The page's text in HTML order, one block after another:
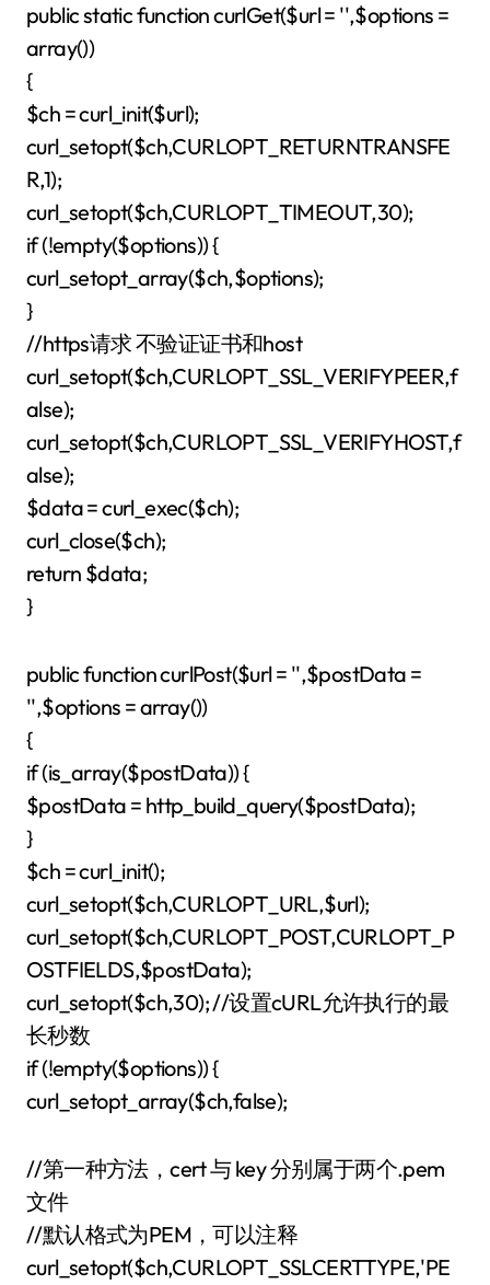
public static function curlGet($url = '',$options =
array())
{
$ch = curl_init($url);
curl_setopt($ch,CURLOPT_RETURNTRANSFE
R,1);
curl_setopt($ch,CURLOPT_TIMEOUT,30);
if (!empty($options)) {
curl_setopt_array($ch,$options);
}
//https请求 不验证证书和host
curl_setopt($ch,CURLOPT_SSL_VERIFYPEER,f
alse);
curl_setopt($ch,CURLOPT_SSL_VERIFYHOST,f
alse);
$data = curl_exec($ch);
curl_close($ch);
return $data;
}
public function curlPost($url = '',$postData =
'',$options = array())
{
if (is_array($postData)) {
$postData = http_build_query($postData);
}
$ch = curl_init();
curl_setopt($ch,CURLOPT_URL,$url);
curl_setopt($ch,CURLOPT_POST,CURLOPT_P
OSTFIELDS,$postData);
curl_setopt($ch,30); //设置cURL允许执行的最
长秒数
if (!empty($options)) {
curl_setopt_array($ch,false);
//第一种方法，cert 与 key 分别属于两个.pem
文件
//默认格式为PEM，可以注释
curl_setopt($ch,CURLOPT_SSLCERTTYPE,'PE